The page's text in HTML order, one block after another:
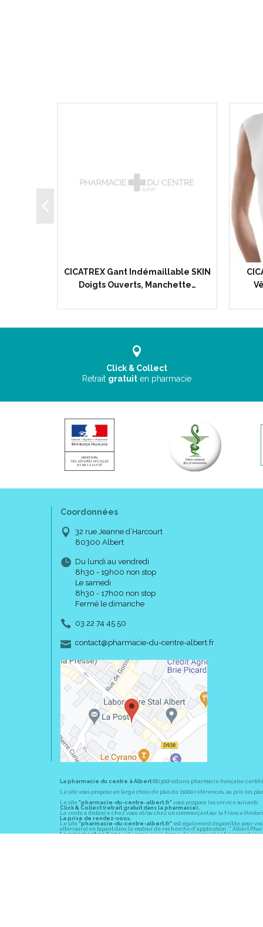
CICATREX Gant Indémaillable SKIN
Doigts Ouverts, Manchette…
Click & Collect
Retrait gratuit en pharmacie
Coordonnées
32 rue Jeanne d’Harcourt
80300 Albert
Du lundi au vendredi
8h30 - 19h00 non stop
Le samedi
8h30 - 17h00 non stop
Fermé le dimanche
03 22 74 45 50
contact-
@-
pharmacie-du-centre-albert.fr
La pharmacie du centre à Albert(80300) est une pharmacie française
Le site vous propose un large choix de plus de 11000 références, au prix les
Le site "pharmacie-du-centre-albert.fr" vous propose les service suivants :
Click & Collect (retrait gratuit dans la pharmacie).
La vente à distance chez vous et/ou chez un commerçant sur la France
La prise de rendez-vous.
Le site "pharmacie-du-centre-albert.fr" est également disponible pour vos
ultérieure) en tapant dans le moteur de recherche d' application : " Albert
Le paiement en ligneest assuré par la borne de paiement entièrement